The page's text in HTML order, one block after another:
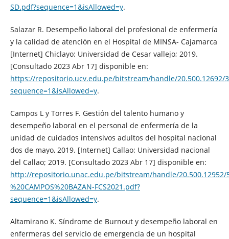
SD.pdf?sequence=1&isAllowed=y.
Salazar R. Desempeño laboral del profesional de enfermería
y la calidad de atención en el Hospital de MINSA- Cajamarca
[Internet] Chiclayo: Universidad de Cesar vallejo; 2019.
[Consultado 2023 Abr 17] disponible en:
https://repositorio.ucv.edu.pe/bitstream/handle/20.500.12692/
sequence=1&isAllowed=y.
Campos L y Torres F. Gestión del talento humano y
desempeño laboral en el personal de enfermería de la
unidad de cuidados intensivos adultos del hospital nacional
dos de mayo, 2019. [Internet] Callao: Universidad nacional
del Callao; 2019. [Consultado 2023 Abr 17] disponible en:
http://repositorio.unac.edu.pe/bitstream/handle/20.500.12952/
%20CAMPOS%20BAZAN-FCS2021.pdf?
sequence=1&isAllowed=y.
Altamirano K. Síndrome de Burnout y desempeño laboral en
enfermeras del servicio de emergencia de un hospital